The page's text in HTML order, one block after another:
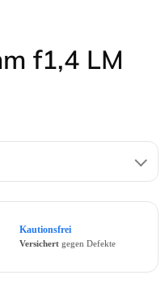
f1,4 LM
Kautionsfrei
Versichert gegen Defekte